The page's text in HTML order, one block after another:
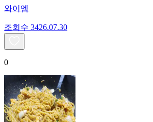
와이엠
조회수 3426.07.30
0